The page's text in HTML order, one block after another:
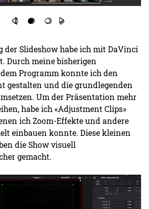
der Slideshow habe ich mit DaVinci
Durch meine bisherigen
Programm konnte ich den
gestalten und die grundlegenden
Um der Präsentation mehr
habe ich «Adjustment Clips»
ich Zoom-Effekte und andere
einbauen konnte. Diese kleinen
die Show visuell
gemacht.